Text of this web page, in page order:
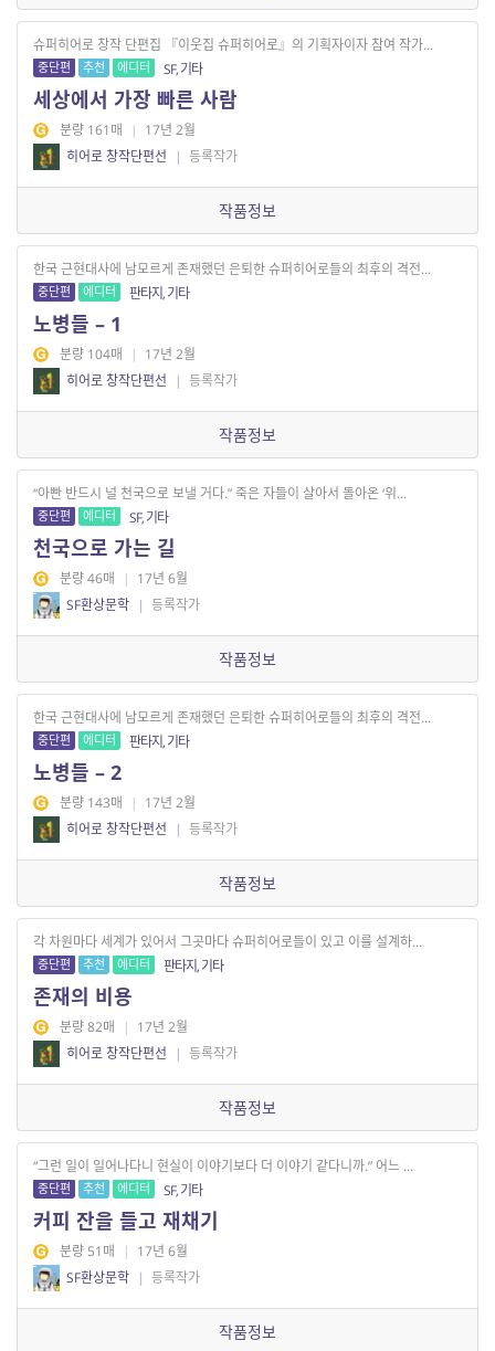
슈퍼히어로 창작 단편집 『이웃집 슈퍼히어로』의 기획자이자 참여 작가...
중단편 추천 에디터 SF, 기타
세상에서 가장 빠른 사람
분량 161매 | 17년 2월
히어로 창작단편선
| 등록작가
작품정보
한국 근현대사에 남모르게 존재했던 은퇴한 슈퍼히어로들의 최후의 격전...
중단편 에디터 판타지, 기타
노병들 – 1
분량 104매 | 17년 2월
히어로 창작단편선
| 등록작가
작품정보
“아빤 반드시 널 천국으로 보낼 거다.” 죽은 자들이 살아서 돌아온 ‘위...
중단편 에디터 SF, 기타
천국으로 가는 길
분량 46매 | 17년 6월
SF환상문학 | 등록작가
작품정보
한국 근현대사에 남모르게 존재했던 은퇴한 슈퍼히어로들의 최후의 격전...
중단편 에디터 판타지, 기타
노병들 – 2
분량 143매 | 17년 2월
히어로 창작단편선
| 등록작가
작품정보
각 차원마다 세계가 있어서 그곳마다 슈퍼히어로들이 있고 이를 설계하...
중단편 추천 에디터 판타지, 기타
존재의 비용
분량 82매 | 17년 2월
히어로 창작단편선
| 등록작가
작품정보
“그런 일이 일어나다니 현실이 이야기보다 더 이야기 같다니까.” 어느 ...
중단편 추천 에디터 SF, 기타
커피 잔을 들고 재채기
분량 51매 | 17년 6월
SF환상문학 | 등록작가
작품정보